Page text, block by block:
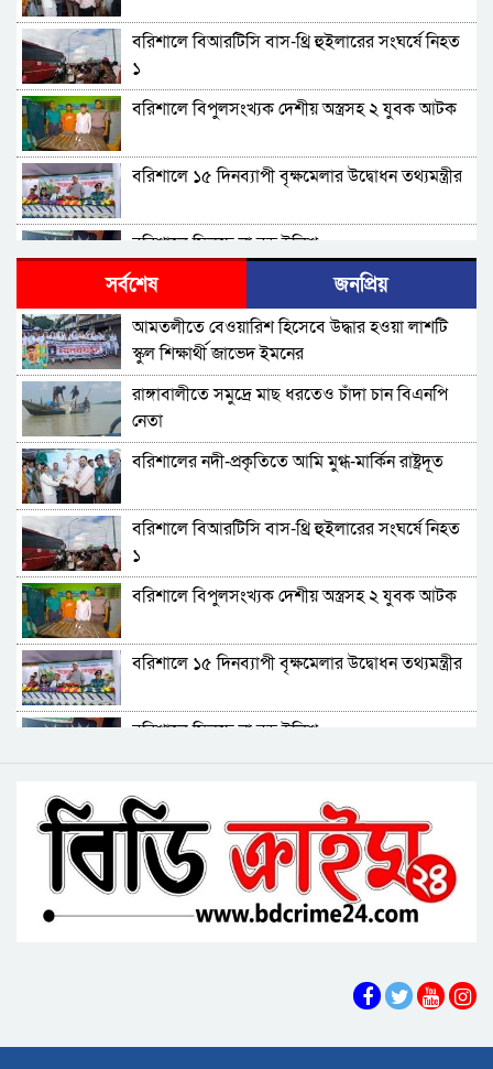
বরিশালে বিআরটিসি বাস-থ্রি হুইলারের সংঘর্ষে নিহত
১
বরিশালে বিপুলসংখ্যক দেশীয় অস্ত্রসহ ২ যুবক আটক
বরিশালে ১৫ দিনব্যাপী বৃক্ষমেলার উদ্বোধন তথ্যমন্ত্রীর
বরিশালে মিলছে না বড় ইলিশ
বিএনপি নেতাকর্মীদের ‘খাই খাই’ বন্ধের আহ্বান এমপি
জামালের
বরিশালে খাদ্যবান্ধব কর্মসূচির তালিকায় বিএনপি
নেতার স্ত্রীর নাম
বরিশালে পুকুরে ডুবে দেড় বছরের শিশুর মৃত্যু
বঙ্গোপসাগরের এক রূপচাঁদার দাম ৪ হাজার টাকায়
বরিশালে বাল্কহেডের ধাক্কায় সেতু ধস, চলাচল বন্ধ
বিএমপির ২২তম কমিশনার হিসেবে যোগ দিলেন আবু
রায়হান মুহম্মদ সালেহ
বরিশাল থেকে যেন কোনো রোগীকে ঢাকায় যেতে না
হাজার টাকা জরিমানা
সর্বশেষ জনপ্রিয়
আমতলীতে বেওয়ারিশ হিসেবে উদ্ধার হওয়া লাশটি
স্কুল শিক্ষার্থী জাভেদ ইমনের
রাঙ্গাবালীতে সমু‌দ্রে মাছ ধরতেও চাঁদা চান বিএনপি
নেতা
বরিশালের নদী-প্রকৃতিতে আমি মুগ্ধ-মার্কিন রাষ্ট্রদূত
বরিশালে বিআরটিসি বাস-থ্রি হুইলারের সংঘর্ষে নিহত
১
বরিশালে বিপুলসংখ্যক দেশীয় অস্ত্রসহ ২ যুবক আটক
বরিশালে ১৫ দিনব্যাপী বৃক্ষমেলার উদ্বোধন তথ্যমন্ত্রীর
বরিশালে মিলছে না বড় ইলিশ
বিএনপি নেতাকর্মীদের ‘খাই খাই’ বন্ধের আহ্বান এমপি
জামালের
বরিশালে খাদ্যবান্ধব কর্মসূচির তালিকায় বিএনপি
নেতার স্ত্রীর নাম
বঙ্গোপসাগরের এক রূপচাঁদার দাম ৪ হাজার টাকায়